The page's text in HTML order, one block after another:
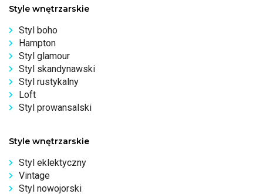
Style wnętrzarskie
Styl boho
Hampton
Styl glamour
Styl skandynawski
Styl rustykalny
Loft
Styl prowansalski
Style wnętrzarskie
Styl eklektyczny
Vintage
Styl nowojorski